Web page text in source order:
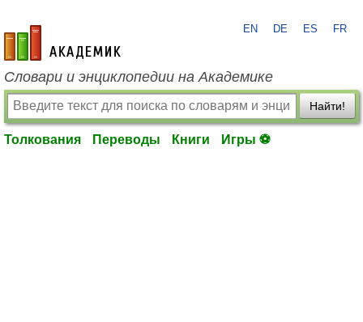
academic.ru
EN DE ES FR
Словари и энциклопедии на Академике
Найти!
Толкования Переводы Книги Игры ⚽